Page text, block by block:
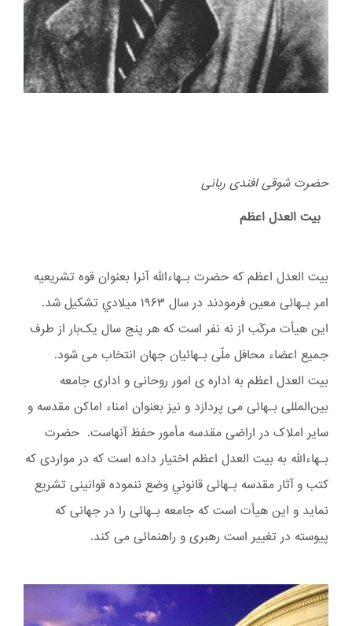
حضرت شوقی افندی ربانی
بیت العدل اعظم
بیت العدل اعظم که حضرت بـهاءالله آنرا بعنوان قوه تشریعیه
امر بـهائی معین فرمودند در سال ۱۹۶۳ ميلادي تشکیل شد.
این هیأت مرکّب از نه نفر است که هر پنج سال یک‌بار از طرف
جمیع اعضاء محافل ملّی بـهائیان جهان انتخاب می شود.
بیت العدل اعظم به اداره ی امور روحانی و اداری جامعه
بین‌المللی بـهائی می پردازد و نیز بعنوان امناء اماکن مقدسه و
سایر املاک در اراضی مقدسه مأمور حفظ آنهاست. حضرت
بـهاءالله به بیت العدل اعظم اختیار داده است که در مواردی که
کتب و آثار مقدسه بـهائی قانوني وضع ننموده قوانینی تشریع
نماید و این هیأت است که جامعه بـهائی را در جهانی که
پیوسته در تغییر است رهبری و راهنمائی می کند.